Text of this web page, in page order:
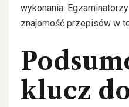
wykonania.
znajomość przepisów w
klucz